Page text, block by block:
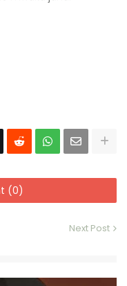
(0)
Next Post